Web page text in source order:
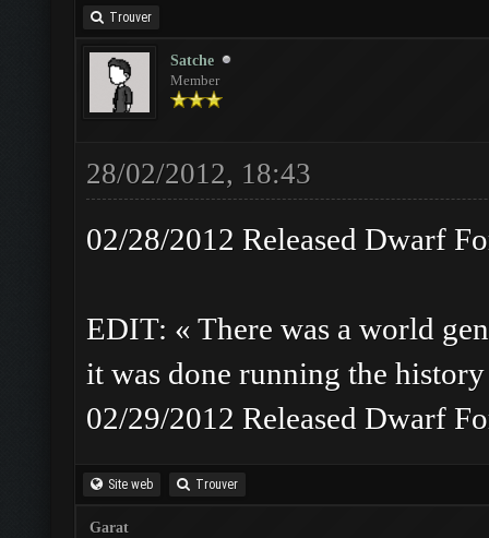
Trouver
Satche
Member
28/02/2012, 18:43
02/28/2012 Released Dwarf
EDIT: « There was a world
it was done running the
02/29/2012 Released Dwarf
Site web Trouver
Garat